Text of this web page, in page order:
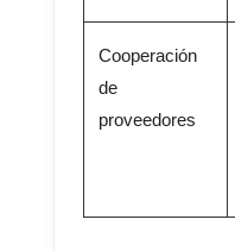
Cooperación
de
proveedores